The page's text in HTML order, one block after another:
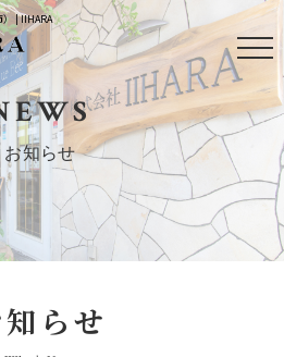
| IIHARA
お知らせ
らせ